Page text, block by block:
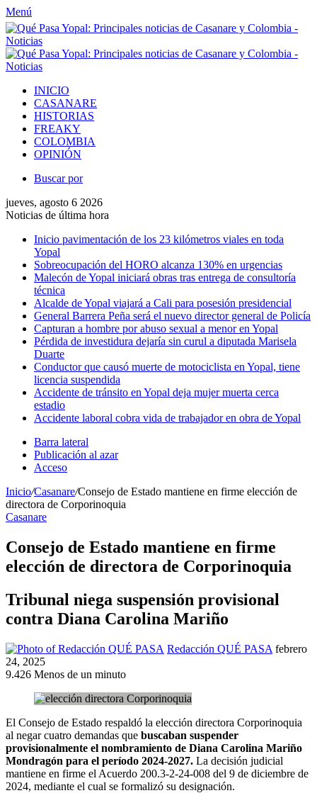
Menú
INICIO
CASANARE
HISTORIAS
FREAKY
COLOMBIA
OPINIÓN
Buscar por
jueves, agosto 6 2026
Noticias de última hora
Inicio pavimentación de los 23 kilómetros viales en toda
Yopal
Sobreocupación del HORO alcanza 130% en urgencias
Malecón de Yopal iniciará obras tras entrega de consultoría
técnica
Alcalde de Yopal viajará a Cali para posesión presidencial
General Barrera Peña será el nuevo director general de Policía
Capturan a hombre por abuso sexual a menor en Yopal
Pérdida de investidura dejaría sin curul a diputada Marisela
Duarte
Conductor que causó muerte de motociclista en Yopal, tiene
licencia suspendida
Accidente de tránsito en Yopal deja mujer muerta cerca
estadio
Accidente laboral cobra vida de trabajador en obra de Yopal
Barra lateral
Publicación al azar
Acceso
Inicio/Casanare/Consejo de Estado mantiene en firme elección de
directora de Corporinoquia
Casanare
Consejo de Estado mantiene en firme
elección de directora de Corporinoquia
Tribunal niega suspensión provisional
contra Diana Carolina Mariño
Redacción QUÉ PASA febrero
24, 2025
9.426 Menos de un minuto
El Consejo de Estado respaldó la elección directora Corporinoquia
al negar cuatro demandas que buscaban suspender
provisionalmente el nombramiento de Diana Carolina Mariño
Mondragón para el período 2024-2027. La decisión judicial
mantiene en firme el Acuerdo 200.3-2-24-008 del 9 de diciembre de
2024, mediante el cual se formalizó su designación.